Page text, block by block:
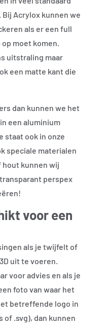
Acrylox kunnen we
als er een full
moet komen.
uitstraling maar
een matte kant die
dan kunnen we het
een aluminium
staat ook in onze
speciale materialen
hout kunnen wij
perspex
voor een
als je twijfelt of
uit te voeren.
voor advies en als je
foto van waar het
betreffende logo in
of .svg), dan kunnen